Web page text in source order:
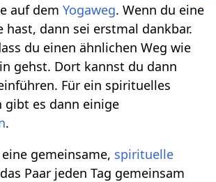
auf demYogaweg. Wenn du eine
hast, dann sei erstmal dankbar.
du einen ähnlichen Weg wie
gehst. Dort kannst du dann
Für ein spirituelles
gibt es dann einige
.
gemeinsame, spirituelle
Paar jeden Tag gemeinsam